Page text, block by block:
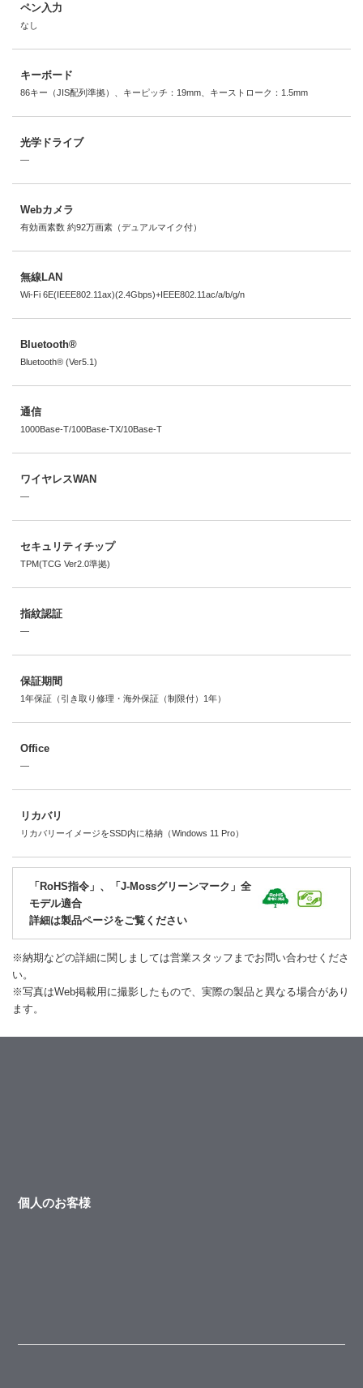
ペン入力
なし
キーボード
86キー（JIS配列準拠）、キーピッチ：19mm、キーストローク：1.5mm
光学ドライブ
―
Webカメラ
有効画素数 約92万画素（デュアルマイク付）
無線LAN
Wi-Fi 6E(IEEE802.11ax)(2.4Gbps)+IEEE802.11ac/a/b/g/n
Bluetooth®
Bluetooth® (Ver5.1)
通信
1000Base-T/100Base-TX/10Base-T
ワイヤレスWAN
―
セキュリティチップ
TPM(TCG Ver2.0準拠)
指紋認証
―
保証期間
1年保証（引き取り修理・海外保証（制限付）1年）
Office
―
リカバリ
リカバリーイメージをSSD内に格納（Windows 11 Pro）
「RoHS指令」、「J-Mossグリーンマーク」全
モデル適合
詳細は製品ページをご覧ください
※納期などの詳細に関しましては営業スタッフまでお問い合わせくださ
い。
※写真はWeb掲載用に撮影したもので、実際の製品と異なる場合があり
ます。
個人のお客様